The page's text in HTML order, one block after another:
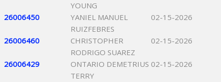
YOUNG
26006450
YANIEL MANUEL
RUIZFEBRES
02-15-2026
26006460
CHRISTOPHER
RODRIGO SUAREZ
02-15-2026
26006429
ONTARIO DEMETRIUS
TERRY
02-15-2026